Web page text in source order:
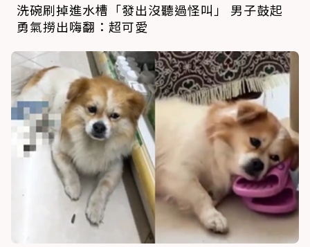
洗碗刷掉進水槽「發出沒聽過怪叫」 男子鼓起
勇氣撈出嗨翻：超可愛